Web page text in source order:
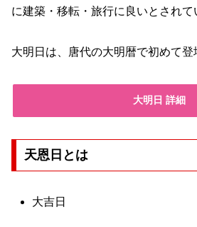
に建築・移転・旅行に良いとされて
大明日は、唐代の大明暦で初めて登
大明日 詳細
天恩日とは
大吉日